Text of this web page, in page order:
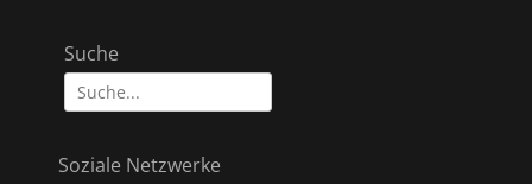
Suche
Suche
nach:
Soziale Netzwerke